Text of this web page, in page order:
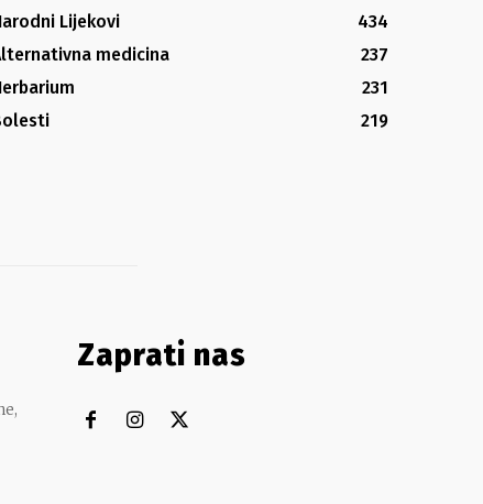
Lijekovi
434
medicina
237
231
219
Zaprati nas